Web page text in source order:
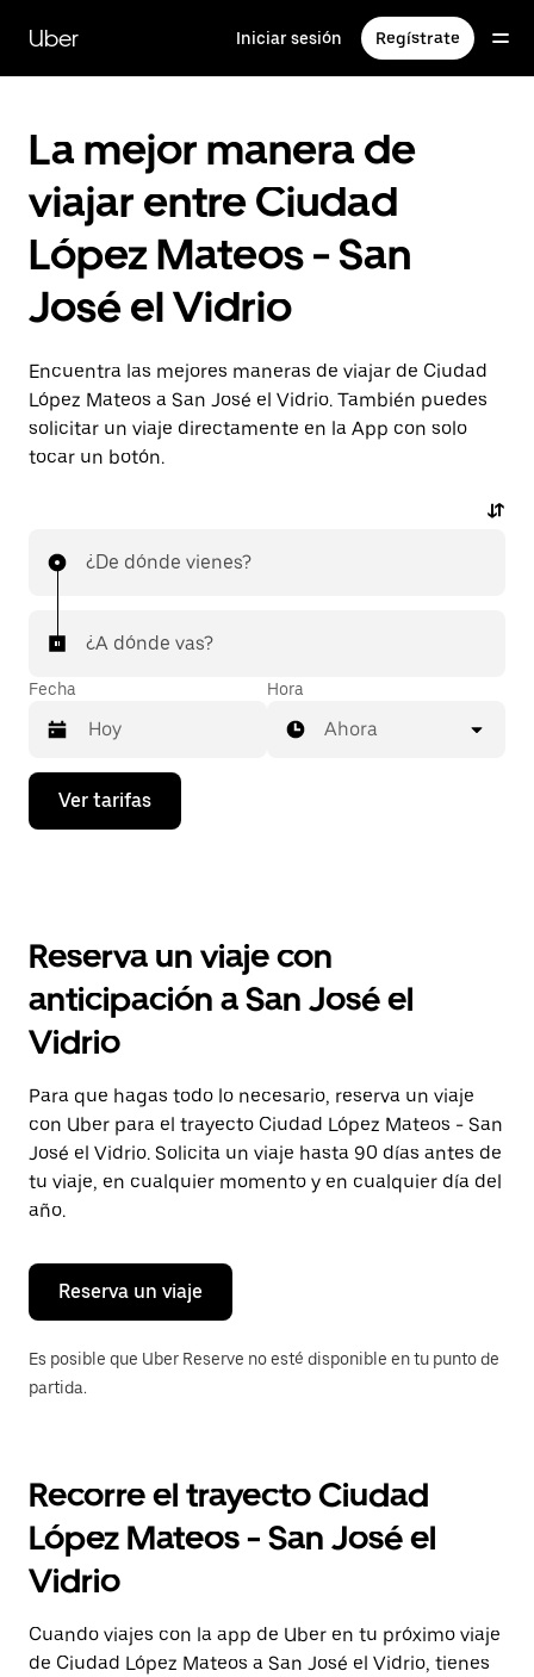
contenido
principal
Uber Iniciar sesión Regístrate
La mejor manera de
viajar entre Ciudad
López Mateos - San
José el Vidrio
Encuentra las mejores maneras de viajar de Ciudad
López Mateos a San José el Vidrio. También puedes
solicitar un viaje directamente en la App con solo
tocar un botón.
¿De dónde vienes?
¿A dónde vas?
Fecha
Presiona
flecha
el
y
selecciona
una
Presiona
la
tecla Esc
para
cerrar
el
calendario.
Hora
Ahora
Ver tarifas
Reserva un viaje con
anticipación a San José el
Vidrio
Para que hagas todo lo necesario, reserva un viaje
con Uber para el trayecto Ciudad López Mateos - San
José el Vidrio. Solicita un viaje hasta 90 días antes de
tu viaje, en cualquier momento y en cualquier día del
año.
Reserva un viaje
Es posible que Uber Reserve no esté disponible en tu punto de
partida.
Recorre el trayecto Ciudad
López Mateos - San José el
Vidrio
Cuando viajes con la app de Uber en tu próximo viaje
de Ciudad López Mateos a San José el Vidrio, tienes